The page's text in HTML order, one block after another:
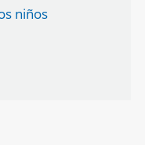
niños